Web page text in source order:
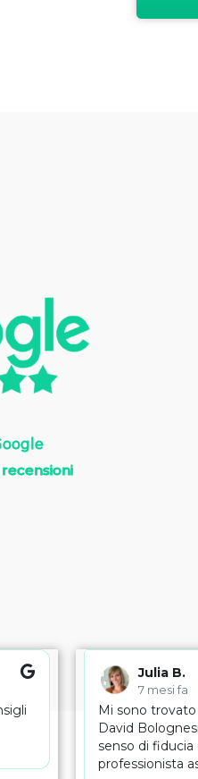
Julia B.
7 mesi fa
Mi sono
David
senso di
professionista